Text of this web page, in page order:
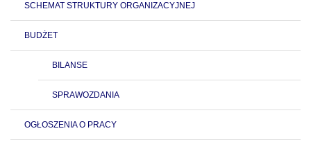
SCHEMAT STRUKTURY ORGANIZACYJNEJ
BUDŻET
BILANSE
SPRAWOZDANIA
OGŁOSZENIA O PRACY